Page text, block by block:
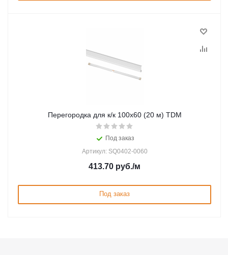
Перегородка для к/к 100х60 (20 м) TDM
Под заказ
Артикул: SQ0402-0060
413.70 руб./м
Под заказ